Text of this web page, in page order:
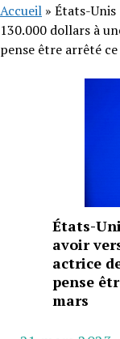
Accueil » États-
130.000 dollars à
pense être arrêté
États-
avoir
actrice
pense
mars